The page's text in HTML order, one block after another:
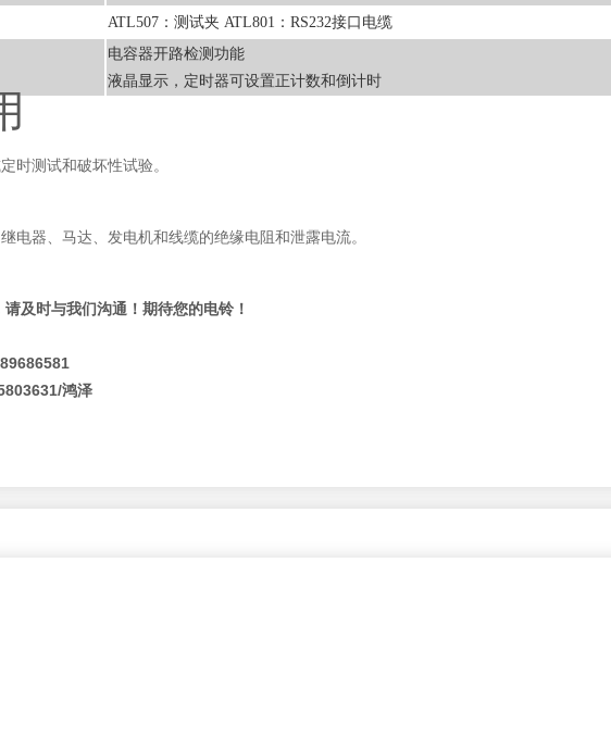
ATL507：测试夹 ATL801：RS232接口电缆
电容器开路检测功能
液晶显示，定时器可设置正计数和倒计时
时测试和破坏性试验。
电器、马达、发电机和线缆的绝缘电阻和泄露电流。
及时与我们沟通！期待您的电铃！
鸿泽